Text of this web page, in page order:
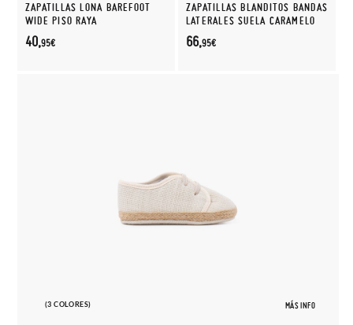
ZAPATILLAS LONA BAREFOOT
WIDE PISO RAYA
40,95€
ZAPATILLAS BLANDITOS BANDAS
LATERALES SUELA CARAMELO
66,95€
(3 COLORES) MÁS INFO